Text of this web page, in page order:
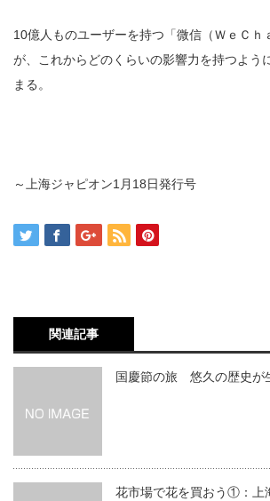
10億人ものユーザーを持つ「微信（ＷｅＣｈ
が、これからどのくらいの影響力を持つよう
まる。
～上海ジャピオン1月18日発行号
関連記事
国慶節の旅 悠久の歴史が
花市場で花を買おう①：上